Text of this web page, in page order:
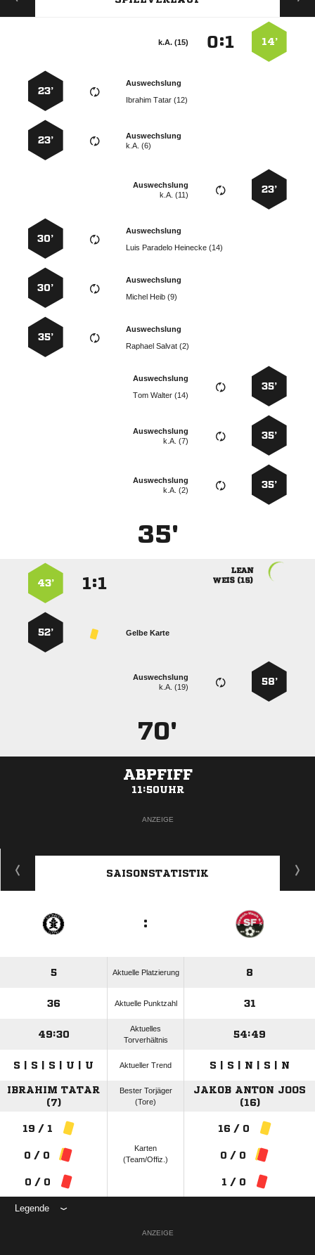
14’
:
k.A. (15)
Auswechslung
  
23’
Auswechslung
k.A. (6)
23’
23’
Auswechslung
k.A. (11)
Auswechslung
   
30’
Auswechslung
  
30’
Auswechslung
  
35’
35’
Auswechslung
  
35’
Auswechslung
k.A. (7)
35’
Auswechslung
k.A. (2)
35'

 
:
43’
Gelbe Karte
52’
58’
Auswechslung
k.A. (19)
70'
ABPFIFF
11:50UHR
ANZEIGE
SAISONSTATISTIK
:
5 Aktuelle Platzierung 8
36 Aktuelle Punktzahl 31
49:30
Aktuelles
Torverhältnis
54:49
S | S | S | U | U Aktueller Trend S | S | N | S | N
IBRAHIM TATAR
(7)
Bester Torjäger
(Tore)
JAKOB ANTON JOOS
(16)
19 / 1
0 / 0
0 / 0
Karten
(Team/Offiz.)
16 / 0
0 / 0
1 / 0
Legende
ANZEIGE